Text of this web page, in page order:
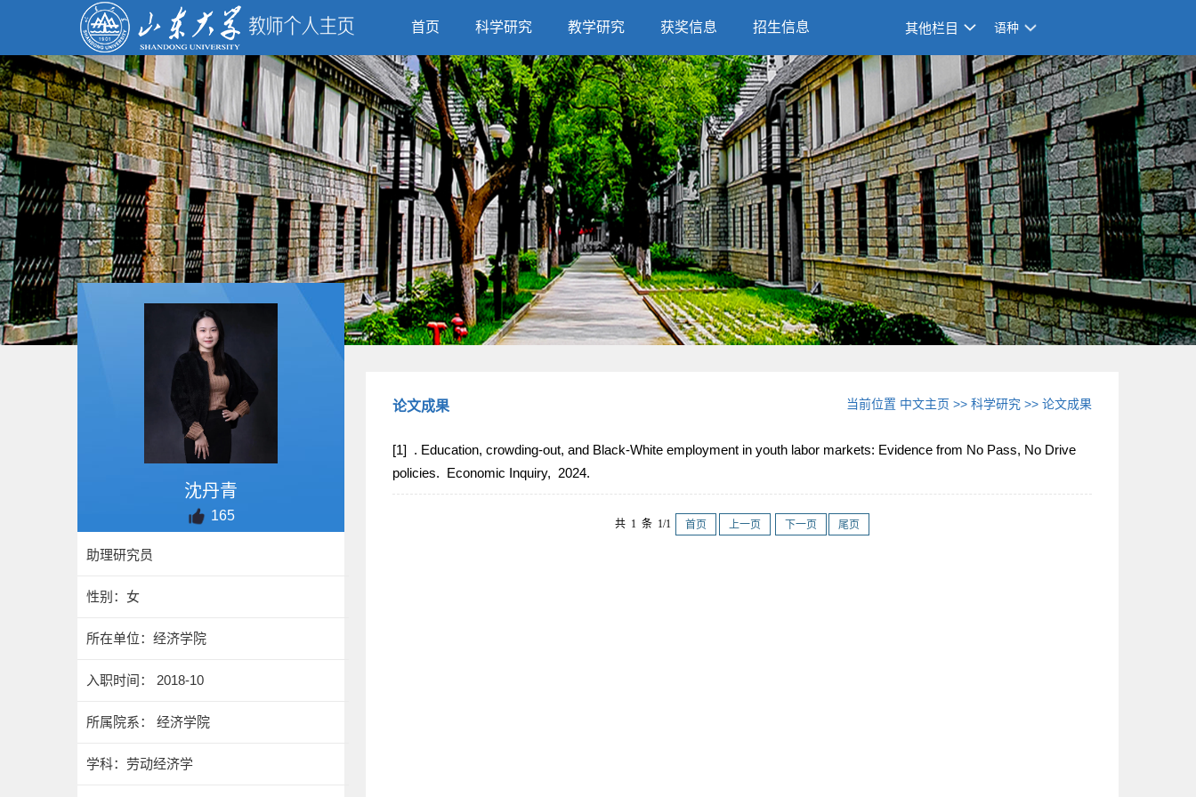
首页 科学研究 教学研究 获奖信息 招生信息 其他栏目 语种
沈丹青
165
助理研究员
性别：女
所在单位：经济学院
入职时间： 2018-10
所属院系： 经济学院
学科：劳动经济学
论文成果 当前位置 中文主页 >>科学研究 >>论文成果
[1] . Education, crowding-out, and Black-White employment in youth labor markets: Evidence from No Pass, No Drive
policies. Economic Inquiry, 2024.
共 1 条 1/1 首页 上一页 下一页 尾页